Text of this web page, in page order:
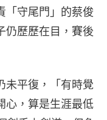
「守尾門」的蔡俊
仍歷歷在目，賽後
未平復，「有時覺
心，算是生涯最低